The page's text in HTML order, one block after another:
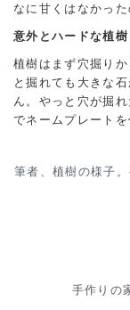
なに甘くはなかった
意外とハードな植樹
植樹はまず穴掘り
と掘れても大きな
ん。やっと穴が掘
でネームプレート
筆者、植樹の様子
手作りの